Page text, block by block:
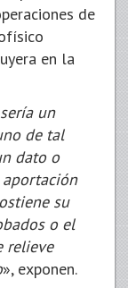
de
en la
un
de tal
dato o
su
o el
relieve
», exponen.